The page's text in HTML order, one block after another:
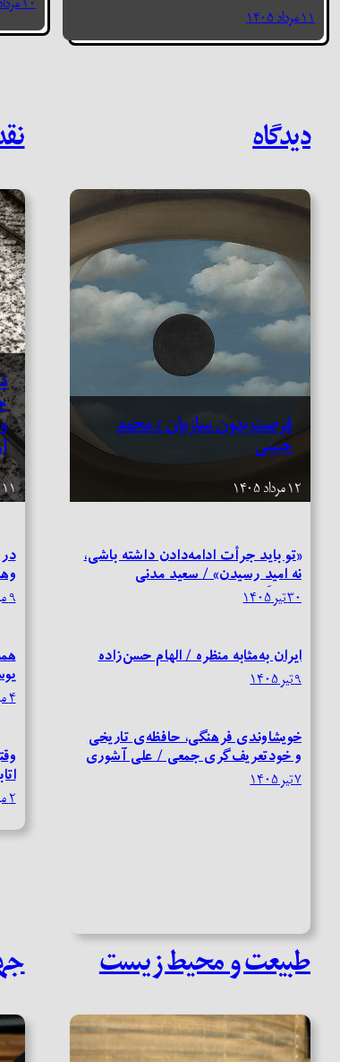
۱۱ مرداد ۱۴۰۵
دیدگاه
فرصت بدون سازمان / محمد
حبیبی
۱۲ مرداد ۱۴۰۵
«تو باید جرأت ادامه‌دادن داشته باشی،
نه امیدِ رسیدن» / سعید مدنی
۳۰ تیر ۱۴۰۵
ایران به‌مثابه منظره / الهام حسن‌زاده
۹ تیر ۱۴۰۵
خویشاوندی فرهنگی، حافظه‌ی تاریخی
و خودتعریف‌‎گری جمعی / علی آشوری
۷ تیر ۱۴۰۵
۱۱ مرداد ۱۴۰۵
۹ مرداد ۱۴۰۵
۴ مرداد ۱۴۰۵
۲ مرداد ۱۴۰۵
طبیعت و محیط زیست